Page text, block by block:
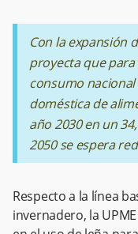
Con la expansión
proyecta que para
consumo
doméstica de
año 2030 en un
2050 se espera
Respecto a la línea
invernadero, la